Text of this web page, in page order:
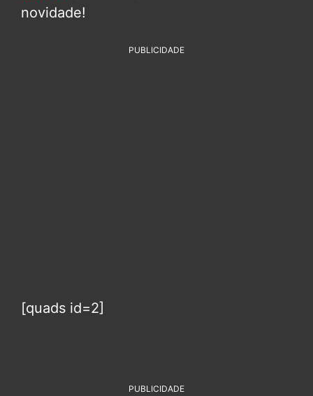
novidade!
PUBLICIDADE
[quads id=2]
PUBLICIDADE